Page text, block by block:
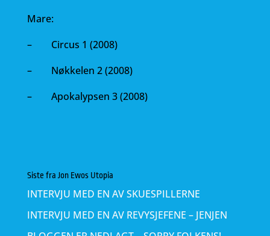
Mare:
– Circus 1 (2008)
– Nøkkelen 2 (2008)
– Apokalypsen 3 (2008)
Siste fra Jon Ewos Utopia
INTERVJU MED EN AV SKUESPILLERNE
INTERVJU MED EN AV REVYSJEFENE – JENJEN